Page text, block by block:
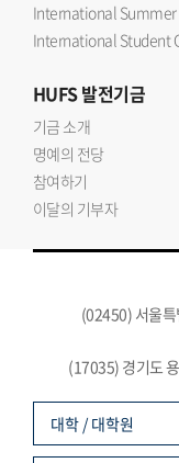
International Summer
International Student
HUFS발전기금
기금 소개
명예의 전당
참여하기
이달의 기부자
(02450) 서울
(17035) 경기도
대학 / 대학원